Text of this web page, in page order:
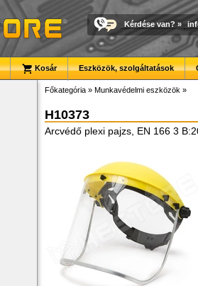
Kérdése van? »
Kosár Eszközök, szolgáltatások
Főkategória » Munkavédelmi eszközök »
H10373
Arcvédő plexi pajzs, EN 166 3